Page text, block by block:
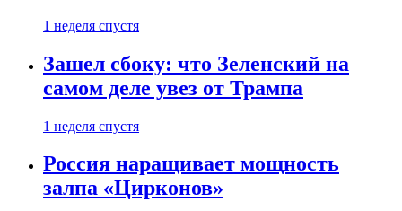
1 неделя спустя
Зашел сбоку: что Зеленский на
самом деле увез от Трампа
1 неделя спустя
Россия наращивает мощность
залпа «Цирконов»